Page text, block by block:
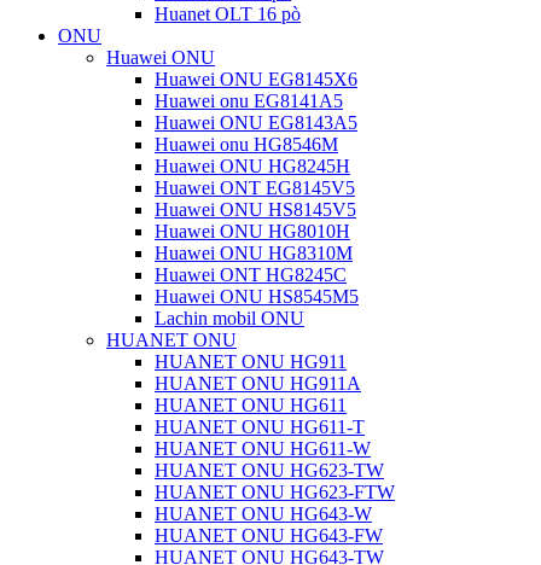
Huanet OLT 16 pò
ONU
Huawei ONU
Huawei ONU EG8145X6
Huawei onu EG8141A5
Huawei ONU EG8143A5
Huawei onu HG8546M
Huawei ONU HG8245H
Huawei ONT EG8145V5
Huawei ONU HS8145V5
Huawei ONU HG8010H
Huawei ONU HG8310M
Huawei ONT HG8245C
Huawei ONU HS8545M5
Lachin mobil ONU
HUANET ONU
HUANET ONU HG911
HUANET ONU HG911A
HUANET ONU HG611
HUANET ONU HG611-T
HUANET ONU HG611-W
HUANET ONU HG623-TW
HUANET ONU HG623-FTW
HUANET ONU HG643-W
HUANET ONU HG643-FW
HUANET ONU HG643-TW